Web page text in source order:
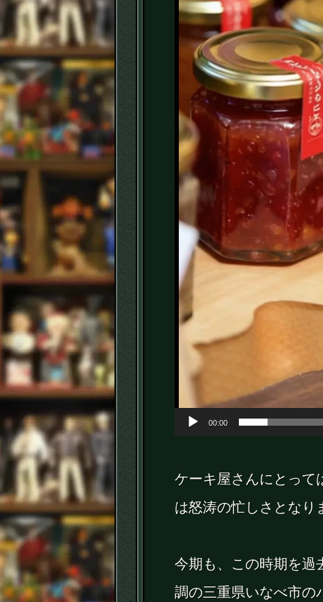
00:00
ケーキ屋さんにとって
は怒涛の忙しさとなり
今期も、この時期を過
調の三重県いなべ市の